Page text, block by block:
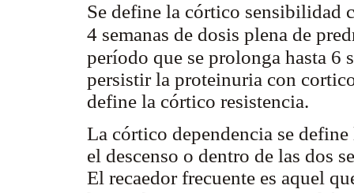
Se define la córtico sensibilidad
4 semanas de dosis plena de
período que se prolonga hasta 6
persistir la proteinuria con
define la córtico resistencia.
La córtico dependencia se
el descenso o dentro de las dos
El recaedor frecuente es aquel